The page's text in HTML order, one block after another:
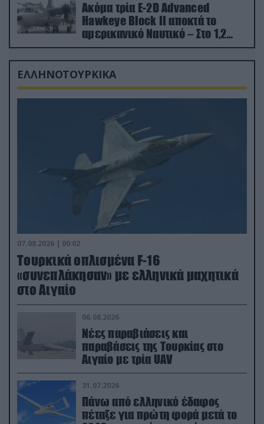
Ακόμα τρία E-2D Advanced
Hawkeye Block II αποκτά το
αμερικανικό Ναυτικό – Στο 1,2
δισ.δολάρια το κόστος
ΕΛΛΗΝΟΤΟΥΡΚΙΚΑ
07.08.2026 | 00:02
Τουρκικά οπλισμένα F-16
«συνεπλάκησαν» με ελληνικά μαχητικά
στο Αιγαίο
06.08.2026
Νέες παραβιάσεις και
παραβάσεις της Τουρκίας στο
Αιγαίο με τρία UAV
31.07.2026
Πάνω από ελληνικό έδαφος
πέταξε για πρώτη φορά μετά το